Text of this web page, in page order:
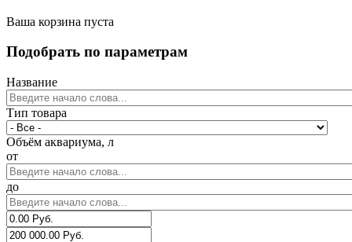
Ваша корзина пуста
Подобрать по параметрам
Название
Тип товара
Объём аквариума, л
от
до